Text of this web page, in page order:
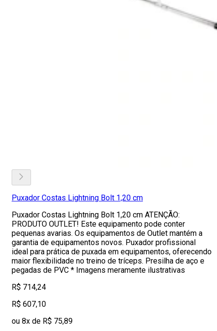
Puxador Costas Lightning Bolt 1,20 cm
Puxador Costas Lightning Bolt 1,20 cm ATENÇÃO:
PRODUTO OUTLET! Este equipamento pode conter
pequenas avarias. Os equipamentos de Outlet mantém a
garantia de equipamentos novos. Puxador profissional
ideal para prática de puxada em equipamentos, oferecendo
maior flexibilidade no treino de tríceps. Presilha de aço e
pegadas de PVC * Imagens meramente ilustrativas
R$ 714,24
R$ 607,10
ou 8x de R$ 75,89